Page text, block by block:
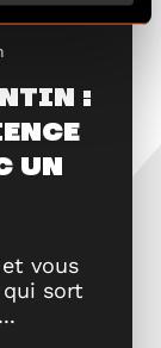
:
UN
vous
sort